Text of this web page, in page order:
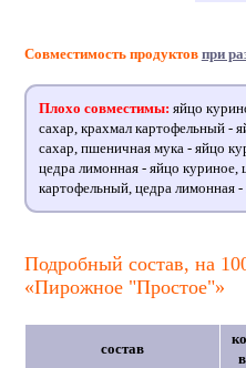
Совместимость продуктов при
Плохо совместимы: яйцо
сахар, крахмал картофельный -
сахар, пшеничная мука - яйцо
цедра лимонная - яйцо куриное,
картофельный, цедра лимонная
Подробный состав, на
«Пирожное "Простое"»
состав